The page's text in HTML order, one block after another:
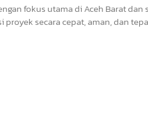
fokus utama di Aceh Barat
secara cepat, aman, dan